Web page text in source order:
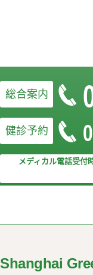
総合案内
健診予約
メディカル電話受付
Shanghai